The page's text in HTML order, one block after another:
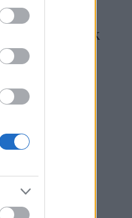
szívesen
nézünk/olvasunk
szerint
Joint
Mánia app
meg az ember!
& Calzone